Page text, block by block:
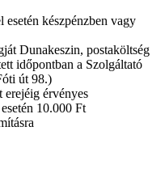
esetén készpénzben vagy
Dunakeszin, postaköltség
időpontban a Szolgáltató
út 98.)
erejéig érvényes
10.000 Ft